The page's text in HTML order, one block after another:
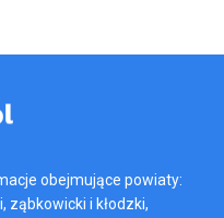
obejmujące powiaty:
ząbkowicki i kłodzki,